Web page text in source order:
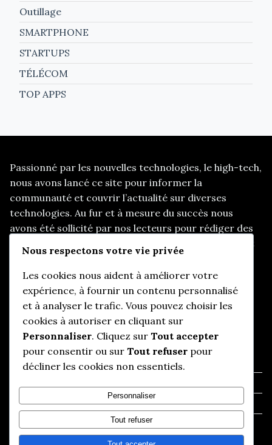
Outillage
SMARTPHONE
STARTUPS
TÉLÉCOM
TOP APPS
Passionné par les nouvelles technologies, le high-tech,
nous avons lancé ce site pour informer la
communauté et couvrir l’actualité sur diverses
technologies. Au fur et à mesure du succès nous
avons été sollicité par nos lecteurs pour rédiger des
articles sur d’autres thématiques, telles que les start
up, le e-marketing, et d’autres sujets d’actualités
pertinents.
Informations utiles
Qui somme-nous ?
Politique de confidentialité
Nous contacter
Nous respectons votre vie privée
Les cookies nous aident à améliorer votre
expérience, à fournir un contenu personnalisé
et à analyser le trafic. Vous pouvez choisir les
cookies à autoriser en cliquant sur
Personnaliser. Cliquez sur Tout accepter
pour consentir ou sur Tout refuser pour
décliner les cookies non essentiels.
Personnaliser
Tout refuser